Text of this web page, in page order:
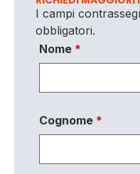
I campi
obbligatori.
Nome *
Cognome *